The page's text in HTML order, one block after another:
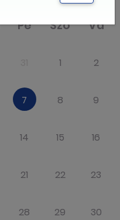
Pé Szo Va
1 2
7 8 9
14 15 16
21 22 23
28 29 30